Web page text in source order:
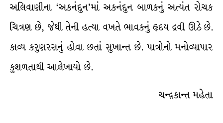
અલિવાણીના ‘અકનંદુન’માં અકનંદુન બાળકનું અત્યંત રોચક
ચિત્રણ છે, જેથી તેની હત્યા વખતે ભાવકનું હૃદય દ્રવી ઊઠે છે.
કાવ્ય કરુણરસનું હોવા છતાં સુખાન્ત છે. પાત્રોનો મનોવ્યાપાર
કુશળતાથી આલેખાયો છે.
ચન્દ્રકાન્ત મહેતા